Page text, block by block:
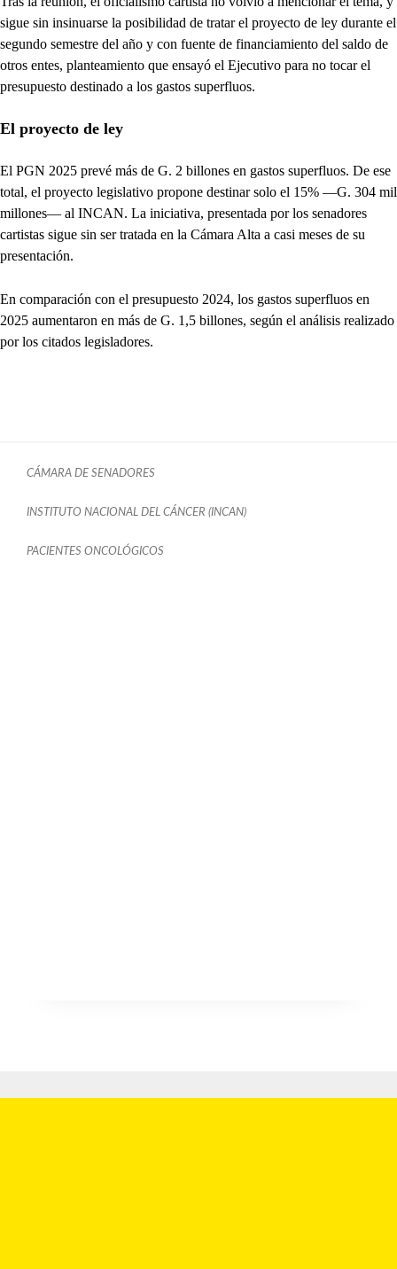
sigue sin insinuarse la posibilidad de tratar el proyecto de ley durante el
segundo semestre del año y con fuente de financiamiento del saldo de
otros entes, planteamiento que ensayó el Ejecutivo para no tocar el
presupuesto destinado a los gastos superfluos.
El proyecto de ley
El PGN 2025 prevé más de G. 2 billones en gastos superfluos. De ese
total, el proyecto legislativo propone destinar solo el 15% —G. 304 mil
millones— al INCAN. La iniciativa, presentada por los senadores
cartistas sigue sin ser tratada en la Cámara Alta a casi meses de su
presentación.
En comparación con el presupuesto 2024, los gastos superfluos en
2025 aumentaron en más de G. 1,5 billones, según el análisis realizado
por los citados legisladores.
CÁMARA DE SENADORES
INSTITUTO NACIONAL DEL CÁNCER (INCAN)
PACIENTES ONCOLÓGICOS